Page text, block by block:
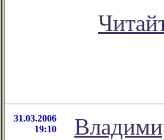
31.03.2006
19:10